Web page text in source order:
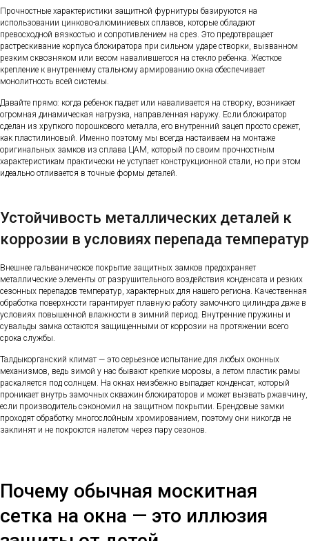
Прочностные характеристики защитной фурнитуры базируются на
использовании цинково-алюминиевых сплавов, которые обладают
превосходной вязкостью и сопротивлением на срез. Это предотвращает
растрескивание корпуса блокиратора при сильном ударе створки, вызванном
резким сквозняком или весом навалившегося на стекло ребенка. Жесткое
крепление к внутреннему стальному армированию окна обеспечивает
монолитность всей системы.
Давайте прямо: когда ребенок падает или наваливается на створку, возникает
огромная динамическая нагрузка, направленная наружу. Если блокиратор
сделан из хрупкого порошкового металла, его внутренний зацеп просто срежет,
как пластилиновый. Именно поэтому мы всегда настаиваем на монтаже
оригинальных замков из сплава ЦАМ, который по своим прочностным
характеристикам практически не уступает конструкционной стали, но при этом
идеально отливается в точные формы деталей.
Устойчивость металлических деталей к
коррозии в условиях перепада температур
Внешнее гальваническое покрытие защитных замков предохраняет
металлические элементы от разрушительного воздействия конденсата и резких
сезонных перепадов температур, характерных для нашего региона. Качественная
обработка поверхности гарантирует плавную работу замочного цилиндра даже в
условиях повышенной влажности в зимний период. Внутренние пружины и
сувальды замка остаются защищенными от коррозии на протяжении всего
срока службы.
Талдыкорганский климат — это серьезное испытание для любых оконных
механизмов, ведь зимой у нас бывают крепкие морозы, а летом пластик рамы
раскаляется под солнцем. На окнах неизбежно выпадает конденсат, который
проникает внутрь замочных скважин блокираторов и может вызвать ржавчину,
если производитель сэкономил на защитном покрытии. Брендовые замки
проходят обработку многослойным хромированием, поэтому они никогда не
заклинят и не покроются налетом через пару сезонов.
Почему обычная москитная
сетка на окна — это иллюзия